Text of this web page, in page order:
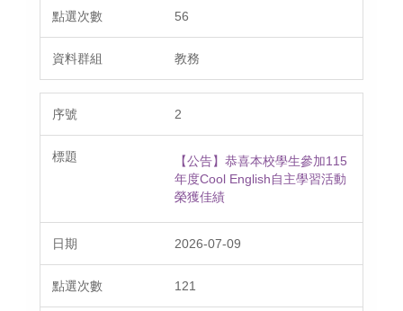
56
教務
2
【公告】恭喜本校學生參加115
年度Cool English自主學習活動
榮獲佳績
2026-07-09
121